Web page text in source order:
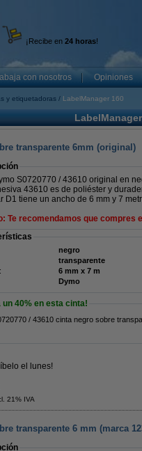
¡Recibe en 24 horas!
con nosotros Opiniones
y etiquetadoras LabelManager 160
transparente 6mm (original)
S0720770 / 43610 original en
43610 es de poliéster y
D1 tiene un ancho de 6 mm y 7
Te recomendamos que compres
negro
transparente
6 mm x 7 m
Dymo
un 40% en esta cinta!
/ 43610 cinta negro sobre
el lunes!
21% IVA
transparente 6 mm (marca